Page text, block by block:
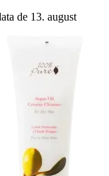
de 13. august